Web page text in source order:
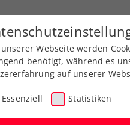
Ausbildung
Webseite werden
benötigt, während es
auf unserer
Essenziell Statistiken